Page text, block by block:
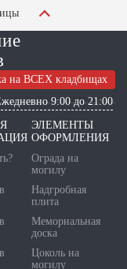
на ВСЕХ кладбищах
9:00 до 21:00
ЭЛЕМЕНТЫ
ОФОРМЛЕНИЯ
Ограда на
могилу
Надгробная
плита
Мемориальная
доска
Цоколь на
могилу